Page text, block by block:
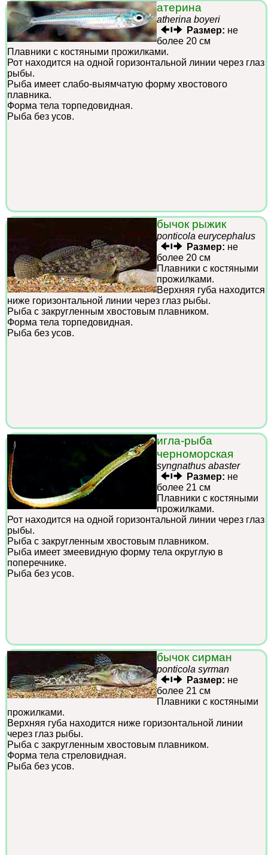
атерина
atherina boyeri
Размер: не
более 20 см
Плавники с костяными прожилками.
Рот находится на одной горизонтальной линии через глаз
рыбы.
Рыба имеет слабо-выямчатую форму хвостового
плавника.
Форма тела торпедовидная.
Рыба без усов.
бычок рыжик
ponticola eurycephalus
Размер: не
более 20 см
Плавники с костяными
прожилками.
Верхняя губа находится
ниже горизонтальной линии через глаз рыбы.
Рыба с закругленным хвостовым плавником.
Форма тела торпедовидная.
Рыба без усов.
игла-рыба
черноморская
syngnathus abaster
Размер: не
более 21 см
Плавники с костяными
прожилками.
Рот находится на одной горизонтальной линии через глаз
рыбы.
Рыба с закругленным хвостовым плавником.
Рыба имеет змеевидную форму тела округлую в
поперечнике.
Рыба без усов.
бычок сирман
ponticola syrman
Размер: не
более 21 см
Плавники с костяными
прожилками.
Верхняя губа находится ниже горизонтальной линии
через глаз рыбы.
Рыба с закругленным хвостовым плавником.
Форма тела стреловидная.
Рыба без усов.